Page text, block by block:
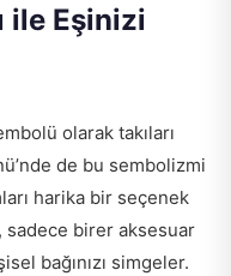
ile Eşinizi
olarak takıları
de bu sembolizmi
harika bir seçenek
sadece birer aksesuar
bağınızı simgeler.